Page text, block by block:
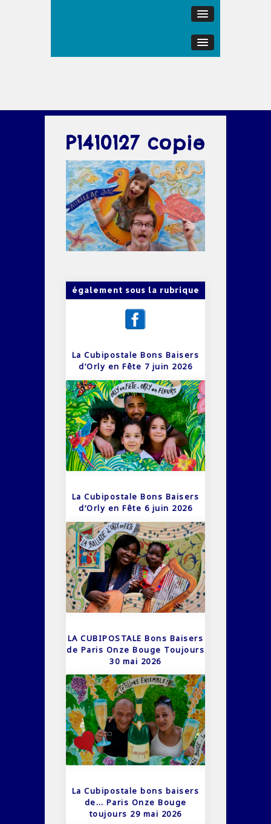
P1410127 copie
également sous la rubrique
La Cubipostale Bons Baisers
d’Orly en Fête 7 juin 2026
La Cubipostale Bons Baisers
d’Orly en Fête 6 juin 2026
LA CUBIPOSTALE Bons Baisers
de Paris Onze Bouge Toujours
30 mai 2026
La Cubipostale bons baisers
de… Paris Onze Bouge
toujours 29 mai 2026